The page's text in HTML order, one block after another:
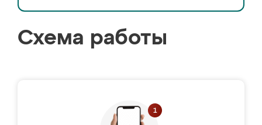
Схема работы